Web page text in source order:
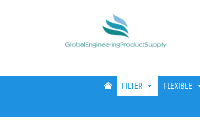
FILTER FLEXIBLE